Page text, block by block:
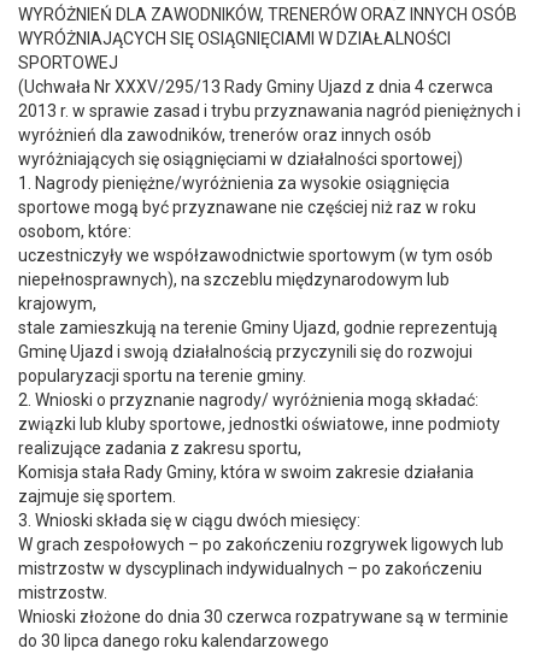
WYRÓŻNIEŃ DLA ZAWODNIKÓW, TRENERÓW ORAZ INNYCH OSÓB
WYRÓŻNIAJĄCYCH SIĘ OSIĄGNIĘCIAMI W DZIAŁALNOŚCI
SPORTOWEJ
(Uchwała Nr XXXV/295/13 Rady Gminy Ujazd z dnia 4 czerwca
2013 r. w sprawie zasad i trybu przyznawania nagród pieniężnych i
wyróżnień dla zawodników, trenerów oraz innych osób
wyróżniających się osiągnięciami w działalności sportowej)
1. Nagrody pieniężne/wyróżnienia za wysokie osiągnięcia
sportowe mogą być przyznawane nie częściej niż raz w roku
osobom, które:
uczestniczyły we współzawodnictwie sportowym (w tym osób
niepełnosprawnych), na szczeblu międzynarodowym lub
krajowym,
stale zamieszkują na terenie Gminy Ujazd, godnie reprezentują
Gminę Ujazd i swoją działalnością przyczynili się do rozwojui
popularyzacji sportu na terenie gminy.
2. Wnioski o przyznanie nagrody/ wyróżnienia mogą składać:
związki lub kluby sportowe, jednostki oświatowe, inne podmioty
realizujące zadania z zakresu sportu,
Komisja stała Rady Gminy, która w swoim zakresie działania
zajmuje się sportem.
3. Wnioski składa się w ciągu dwóch miesięcy:
W grach zespołowych – po zakończeniu rozgrywek ligowych lub
mistrzostw w dyscyplinach indywidualnych – po zakończeniu
mistrzostw.
Wnioski złożone do dnia 30 czerwca rozpatrywane są w terminie
do 30 lipca danego roku kalendarzowego